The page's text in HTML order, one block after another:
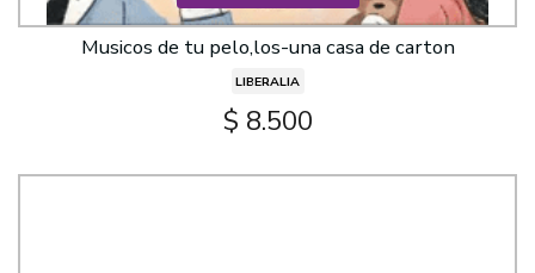
Musicos de tu pelo,los-una casa de carton
LIBERALIA
$ 8.500